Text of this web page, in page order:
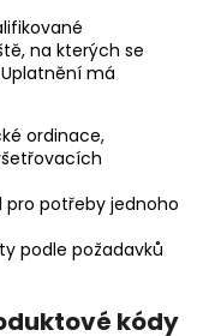
na kterých se
má
ordinace,
pro potřeby jednoho
podle požadavků
kódy